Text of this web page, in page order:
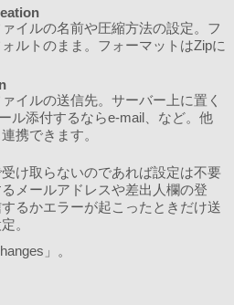
イルの名前や圧縮方法の設定。フ
ルトのまま。フォーマットはZipに
イルの送信先。サーバー上に置く
ル添付するならe-mail、など。他
携できます。
け取らないのであれば設定は不要
メールアドレスや差出人欄の登
るかエラーが起こったときだけ送
。
」。